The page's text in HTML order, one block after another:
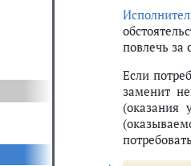
повлечь за
Если
заменит
(оказания